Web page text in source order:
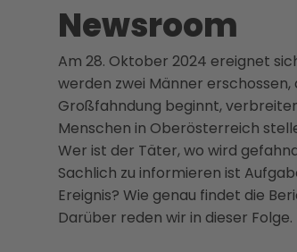
Newsroom
Am 28. Oktober 2024 ereignet
werden zwei Männer
Großfahndung beginnt,
Menschen in Oberösterreich
Wer ist der Täter, wo wird
Sachlich zu informieren ist
Ereignis? Wie genau findet die
Darüber reden wir in dieser Folge.